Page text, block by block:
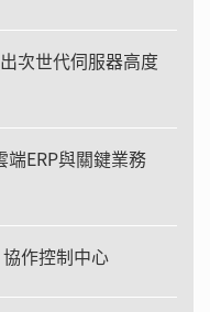
次世代伺服器高度
ERP與關鍵業務
作控制中心